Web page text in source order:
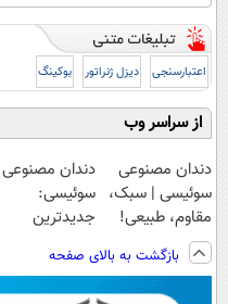
اعتبارسنجی دیزل ژنراتور بوکینگ
از سراسر وب
دندان مصنوعی
سوئیسی | سبک،
مقاوم، طبیعی!
ویزیت
رایگان+پرداخت
اقساطی😍
دندان مصنوعی
سوئیسی:
جدیدترین
سبک و مقاوم |
پرداخت قسطی
بازگشت به بالای صفحه